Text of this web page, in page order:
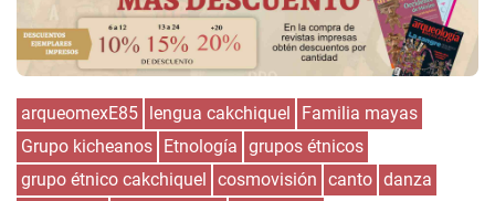
arqueomexE85 lengua cakchiquel
Familia mayas
Grupo kicheanos Etnología grupos étnicos
grupo étnico cakchiquel cosmovisión canto danza